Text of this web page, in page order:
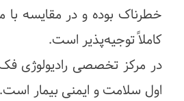
خطرناک بوده و در مقایسه با
کاملاً توجیه‌پذیر است.
در مرکز تخصصی رادیولوژی
اول سلامت و ایمنی بیمار